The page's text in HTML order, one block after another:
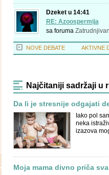
Dzeket u 14:41
RE: Azoospermija
sa foruma
NOVE DEBATE AKTIVNE
Najčitaniji sadržaji u
Da li je stresnije odgajati
Iako pol
neka
izazova
Moja mama divno priča